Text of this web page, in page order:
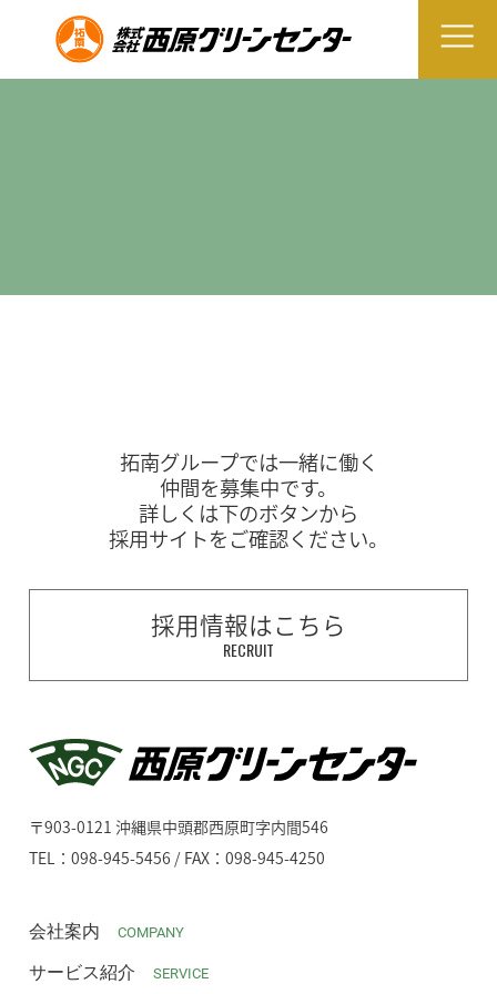
拓南グループでは一緒に働く
仲間を募集中です。
詳しくは下のボタンから
採用サイトをご確認ください。
採用情報はこちら
RECRUIT
〒903-0121 沖縄県中頭郡西原町字内間546
TEL：098-945-5456 / FAX：098-945-4250
会社案内 COMPANY
サービス紹介 SERVICE